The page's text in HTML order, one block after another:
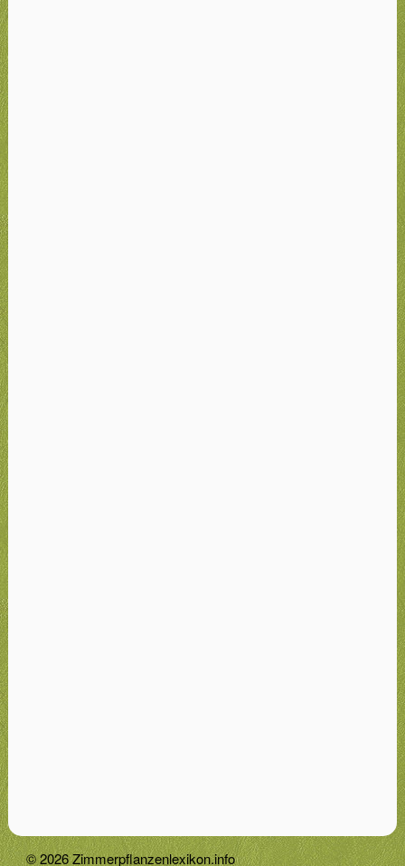
© 2026 Zimmerpflanzenlexikon.info